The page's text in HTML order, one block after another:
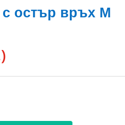
с остър връх М